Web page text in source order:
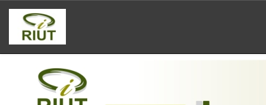
Skip
navigation